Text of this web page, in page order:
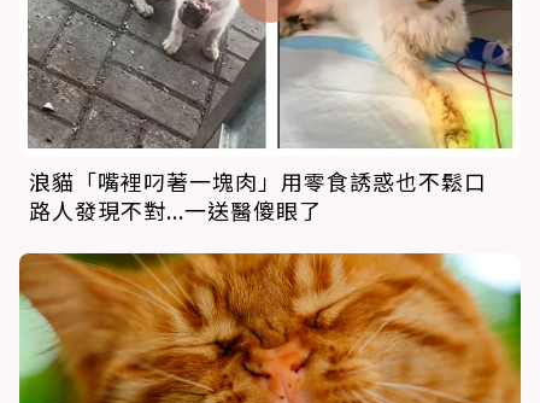
浪貓「嘴裡叼著一塊肉」用零食誘惑也不鬆口
路人發現不對...一送醫傻眼了